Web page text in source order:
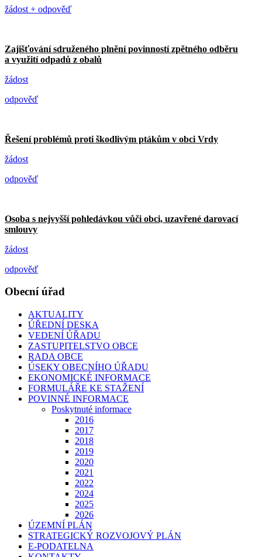
žádost + odpověď
Zajišťování sdruženého plnění povinností zpětného odběru
a využití odpadů z obalů
žádost
odpověď
Řešení problémů proti škodlivým ptákům v obci Vrdy
žádost
odpověď
Osoba s nejvyšší pohledávkou vůči obci, uzavřené darovací
smlouvy
žádost
odpověď
Obecní úřad
AKTUALITY
ÚŘEDNÍ DESKA
VEDENÍ ÚŘADU
ZASTUPITELSTVO OBCE
RADA OBCE
ÚSEKY OBECNÍHO ÚŘADU
EKONOMICKÉ INFORMACE
FORMULÁŘE KE STAŽENÍ
POVINNÉ INFORMACE
Poskytnuté informace
2016
2017
2018
2019
2020
2021
2022
2024
2025
2026
ÚZEMNÍ PLÁN
STRATEGICKÝ ROZVOJOVÝ PLÁN
E-PODATELNA